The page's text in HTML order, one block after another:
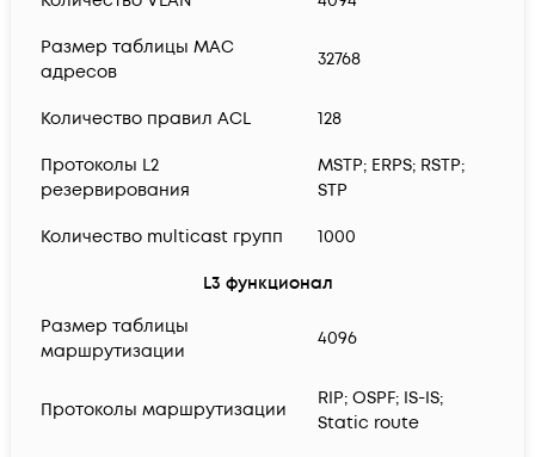
Размер таблицы MAC
адресов
32768
Количество правил ACL 128
Протоколы L2
резервирования
MSTP; ERPS; RSTP;
STP
Количество multicast групп 1000
L3 функционал
Размер таблицы
маршрутизации
4096
Протоколы маршрутизации
RIP; OSPF; IS-IS;
Static route